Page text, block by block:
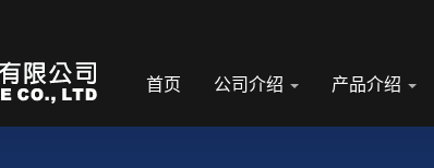
首页 公司介绍 产品介绍